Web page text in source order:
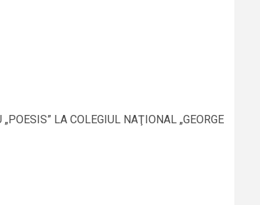
LA COLEGIUL NAŢIONAL „GEORGE